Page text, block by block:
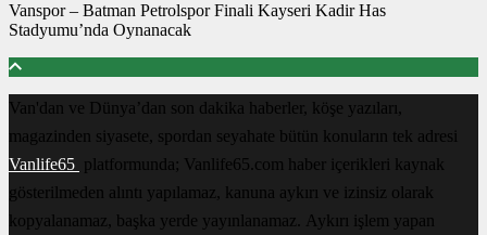
Vanspor – Batman Petrolspor Finali Kayseri Kadir Has
Stadyumu’nda Oynanacak
Van'dan ve Dünya’dan son dakika haberler, köşe yazıları,
magazinden siyasete, spordan seyahate bütün konuların tek adresi
Vanlife65 platformunda; Vanlife65.com haber içerikleri kaynak
gösterilmeden alıntı yapılamaz, kanuna aykırı ve izinsiz olarak
kopyalanamaz, başka yerde yayınlanamaz. Aykırı işlem yapan